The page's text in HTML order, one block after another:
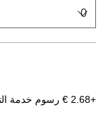
+‏2.68 € رسوم خدمة التذاكر